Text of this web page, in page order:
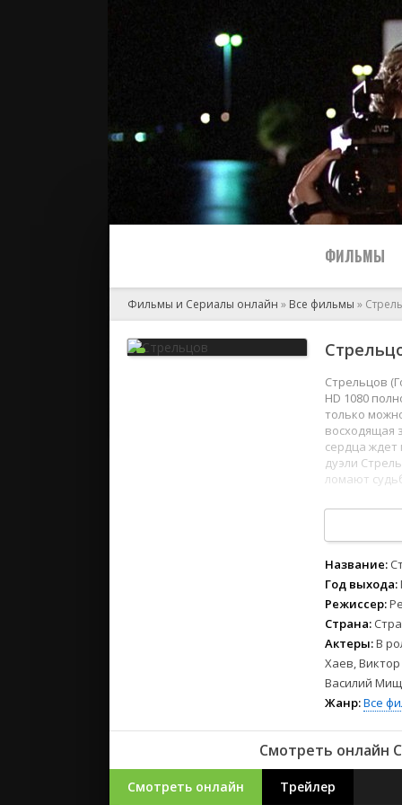
ФИЛЬМЫ
2024
2023
2022
2021
Фильмы и Сериалы онлайн » Все фильмы »
Стрельцов
HD 1080
только
восходящая
сердца
дуэли
ломают
Когда
совершить
Великий
1 234 5 6 7 8
Название:
Год выхода:
Режиссер:
Страна:
Актеры:В
Хаев,
Василий
Жанр:Все
Смотреть онлайн
Смотреть онлайн Трейлер